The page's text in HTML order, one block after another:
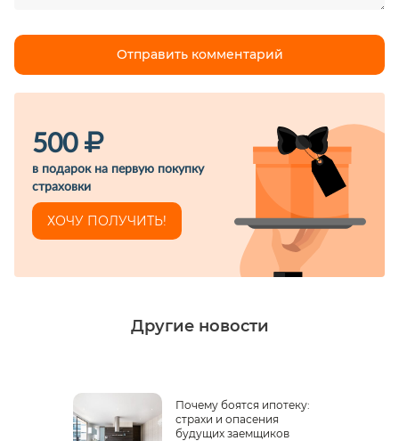
500
в подарок на первую покупку
страховки
ХОЧУ ПОЛУЧИТЬ!
Другие новости
Почему боятся ипотеку:
страхи и опасения
будущих заемщиков